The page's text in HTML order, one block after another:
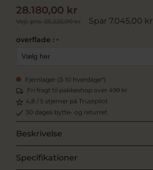
Vejl. pris35.225,00 kr Spar 7.045,00 kr
28.180,00 kr
overflade : *
Fjernlager (3-10 hverdage*)
Fri fragt til pakkeshop over 499 kr.
4,8 / 5 stjerner på Trustpilot
30 dages bytte- og returret
Beskrivelse
Specifikationer